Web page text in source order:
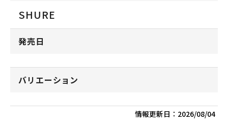
SHURE
発売日
バリエーション
情報更新日： 2026/08/04